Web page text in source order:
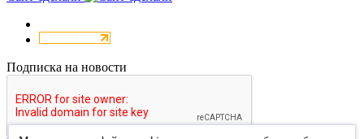
Подписка на новости